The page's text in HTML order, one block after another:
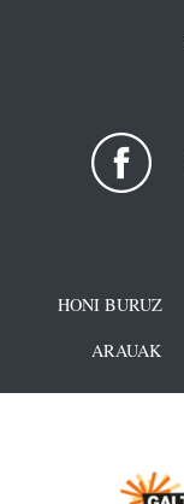
HONI BURUZ
ARAUAK